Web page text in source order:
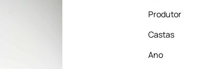
Produtor
Castas
Ano